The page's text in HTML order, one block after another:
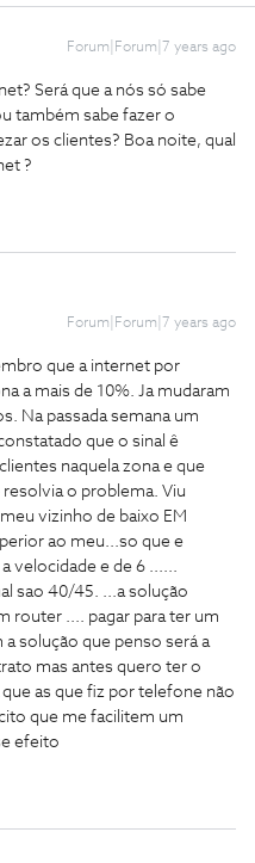
Forum|Forum|7 years ago
Será que a nós só sabe
também sabe fazer o
os clientes? Boa noite, qual
?
Forum|Forum|7 years ago
que a internet por
a mais de 10%. Ja mudaram
Na passada semana um
que o sinal ê
naquela zona e que
o problema. Viu
vizinho de baixo EM
ao meu...so que e
velocidade e de 6 ......
sao 40/45. ...a solução
router .... pagar para ter um
solução que penso será a
mas antes quero ter o
as que fiz por telefone não
que me facilitem um
efeito